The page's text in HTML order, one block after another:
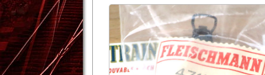
In den Warenkorb
Details